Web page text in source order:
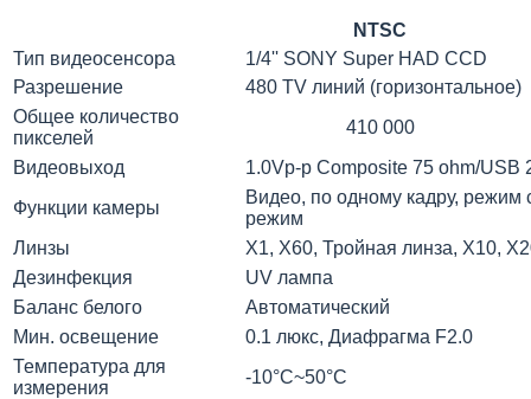
NTSC
Тип видеосенсора
1/4'' SONY Super HAD CCD
Разрешение
480 TV линий (горизонтальное)
Общее количество
пикселей
410 000
Видеовыход
1.0Vp-p Composite 75 ohm/USB
Функции камеры
Видео, по одному кадру,
режим
Линзы
Х1, Х60, Тройная линза, Х10,
Дезинфекция
UV лампа
Баланс белого
Автоматический
Мин. освещение
0.1 люкс, Диафрагма F2.0
Температура для
измерения
-10°С~50°С